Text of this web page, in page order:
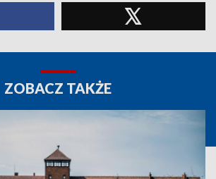
ZOBACZ TAKŻE